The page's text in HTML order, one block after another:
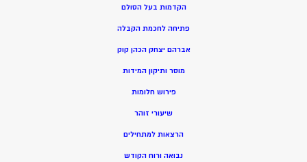
הקדמות בעל הסולם
פתיחה לחכמת הקבלה
אברהם יצחק הכהן קוק
מוסר ותיקון המידות
פירוש חלומות
שיעורי זוהר
הרצאות למתחילים
נבואה ורוח הקודש